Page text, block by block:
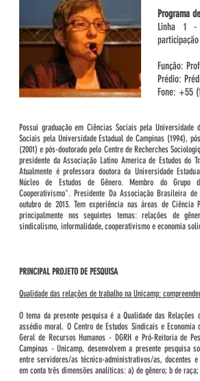
Programa
Linha 1 -
Função:
Prédio:
Fone: +55
Possui graduação em Ciências Sociais pela
Sociais pela Universidade Estadual de Campinas (1994),
(2001) e pós-doutorado pelo Centre de Recherches
presidente da Associação Latino America de Estudos do
Atualmente é professora doutora da Universidade
Núcleo de Estudos de Gênero. Membro do Grupo
Cooperativismo". Presidente Da Associação Brasileira
outubro de 2013. Tem experiência nas áreas de Ciência
principalmente nos seguintes temas: relações de
sindicalismo, informalidade, cooperativismo e economia
PRINCIPAL PROJETO DE PESQUISA
Qualidade das relações de trabalho na Unicamp:
O tema da presente pesquisa é a Qualidade das Relações
assédio moral. O Centro de Estudos Sindicais e Economia
Geral de Recursos Humanos - DGRH e Pró-Reitoria de
Campinas - Unicamp, desenvolvem a presente pesquisa
entre servidores/as técnico-administrativos/as, docentes
em conta três dimensões analíticas: a) de gênero; b de